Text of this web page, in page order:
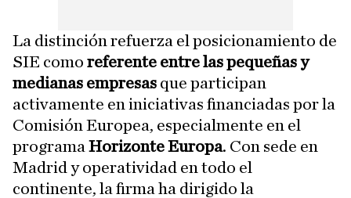
La distinción refuerza el posicionamiento de
SIE como referente entre las pequeñas y
medianas empresas que participan
activamente en iniciativas financiadas por la
Comisión Europea, especialmente en el
programa Horizonte Europa. Con sede en
Madrid y operatividad en todo el
continente, la firma ha dirigido la